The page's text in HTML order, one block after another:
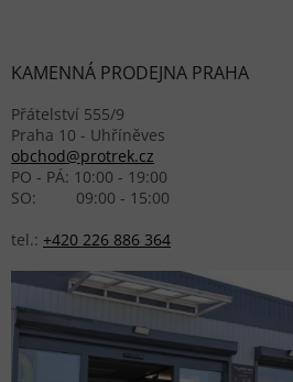
KAMENNÁ PRODEJNA PRAHA
Přátelství 555/9
Praha 10 - Uhříněves
obchod@protrek.cz
PO - PÁ: 10:00 - 19:00
SO: 09:00 - 15:00
tel.: +420 226 886 364